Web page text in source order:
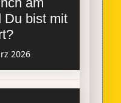
Du bist mit
2026